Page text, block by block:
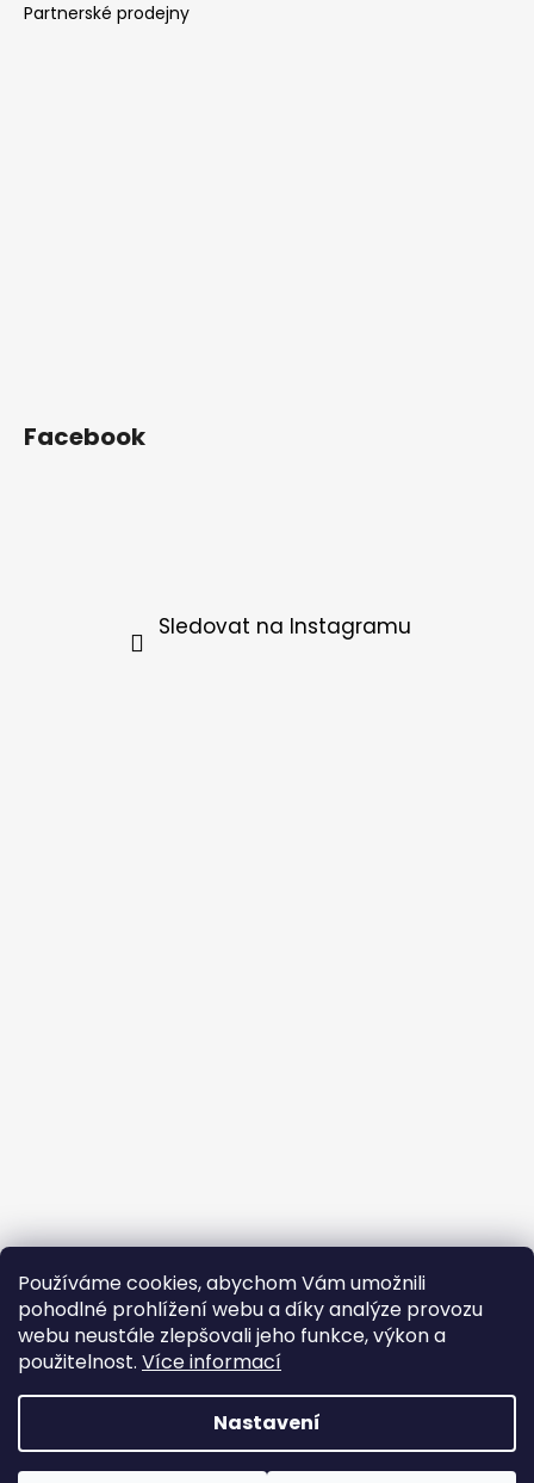
Používáme cookies, abychom Vám umožnili
pohodlné prohlížení webu a díky analýze provozu
webu neustále zlepšovali jeho funkce, výkon a
použitelnost. Více informací
Nastavení
Partnerské prodejny
Facebook
Sledovat na Instagramu